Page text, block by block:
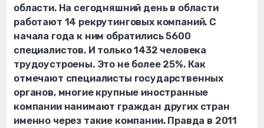
области. На сегодняшний день в области
работают 14 рекрутинговых компаний. С
начала года к ним обратились 5600
специалистов. И только 1432 человека
трудоустроены. Это не более 25%. Как
отмечают специалисты государственных
органов, многие крупные иностранные
компании нанимают граждан других стран
именно через такие компании. Правда в 2011